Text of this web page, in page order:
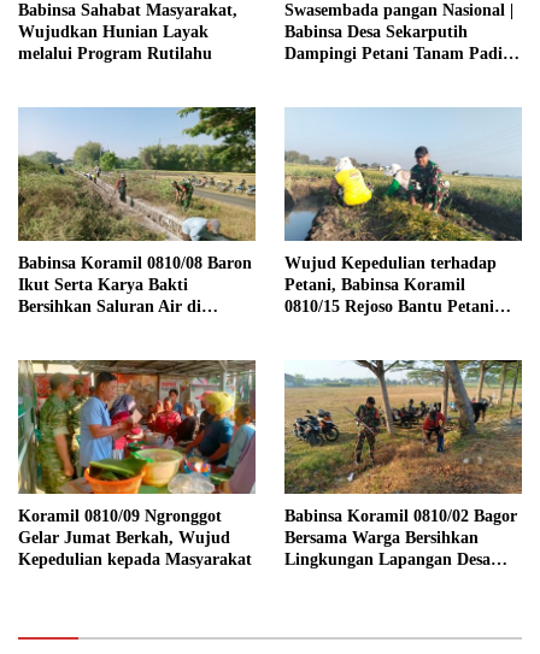
Babinsa Sahabat Masyarakat,
Wujudkan Hunian Layak
melalui Program Rutilahu
Swasembada pangan Nasional |
Babinsa Desa Sekarputih
Dampingi Petani Tanam Padi,
Babinsa Koramil 0810/08 Baron
Ikut Serta Karya Bakti
Bersihkan Saluran Air di
Wujud Kepedulian terhadap
Petani, Babinsa Koramil
0810/15 Rejoso Bantu Petani
Koramil 0810/09 Ngronggot
Gelar Jumat Berkah, Wujud
Kepedulian kepada Masyarakat
Babinsa Koramil 0810/02 Bagor
Bersama Warga Bersihkan
Lingkungan Lapangan Desa